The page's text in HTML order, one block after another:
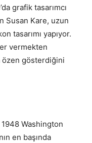
grafik tasarımcı
Susan Kare, uzun
tasarımı yapıyor.
vermekten
özen gösterdiğini
1948 Washington
en başında